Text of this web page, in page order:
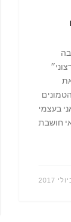
בעצמי
חושבת